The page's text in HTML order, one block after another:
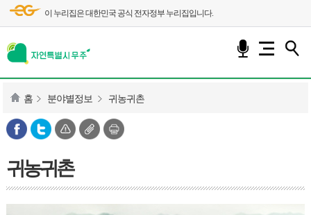
이 누리집은 대한민국 공식 전자정부 누리집입니다.
홈 분야별정보 귀농귀촌
귀농귀촌